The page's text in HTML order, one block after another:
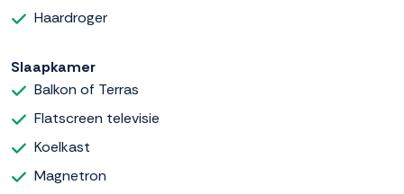
Haardroger
Slaapkamer
Balkon of Terras
Flatscreen televisie
Koelkast
Magnetron